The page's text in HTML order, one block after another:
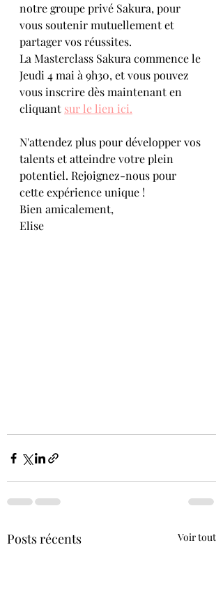
notre groupe privé Sakura, pour
vous soutenir mutuellement et
partager vos réussites.
La Masterclass Sakura commence le
Jeudi 4 mai à 9h30, et vous pouvez
vous inscrire dès maintenant en
cliquant sur le lien ici.
N'attendez plus pour développer vos
talents et atteindre votre plein
potentiel. Rejoignez-nous pour
cette expérience unique !
Bien amicalement,
Elise
Posts récents Voir tout